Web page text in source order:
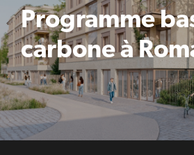
Programme
carbone à